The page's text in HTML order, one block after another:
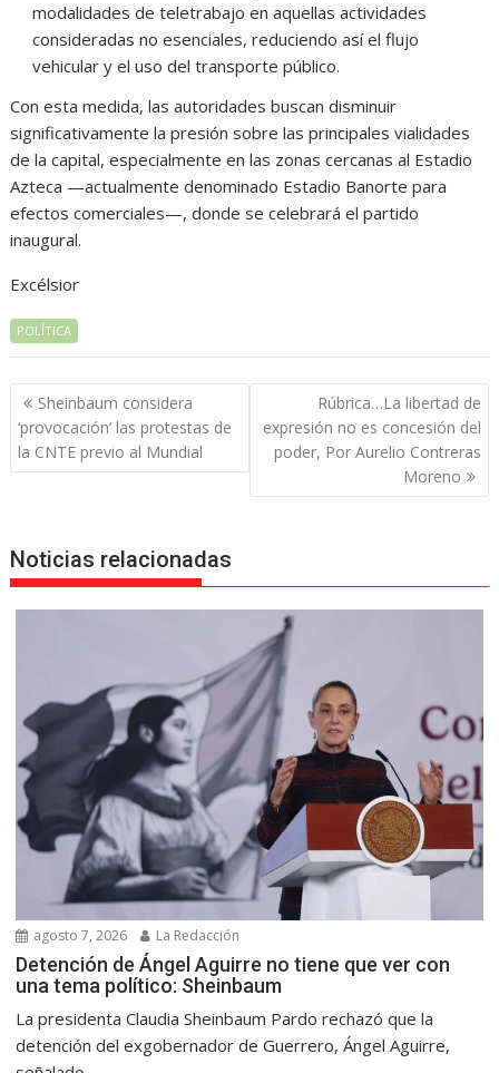
modalidades de teletrabajo en aquellas actividades
consideradas no esenciales, reduciendo así el flujo
vehicular y el uso del transporte público.
Con esta medida, las autoridades buscan disminuir
significativamente la presión sobre las principales vialidades
de la capital, especialmente en las zonas cercanas al Estadio
Azteca —actualmente denominado Estadio Banorte para
efectos comerciales—, donde se celebrará el partido
inaugural.
Excélsior
POLÍTICA
Navegación
de
entradas
Sheinbaum considera
‘provocación’ las protestas de
la CNTE previo al Mundial
Rúbrica…La libertad de
expresión no es concesión del
poder, Por Aurelio Contreras
Moreno
Noticias relacionadas
agosto 7, 2026 La Redacción
Detención de Ángel Aguirre no tiene que ver con
una tema político: Sheinbaum
La presidenta Claudia Sheinbaum Pardo rechazó que la
detención del exgobernador de Guerrero, Ángel Aguirre,